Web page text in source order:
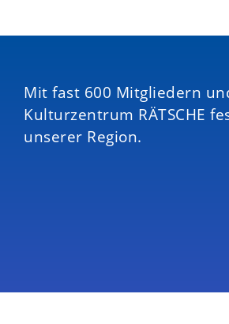
Mit fast 600 Mitgliedern
Kulturzentrum RÄTSCHE
unserer Region.